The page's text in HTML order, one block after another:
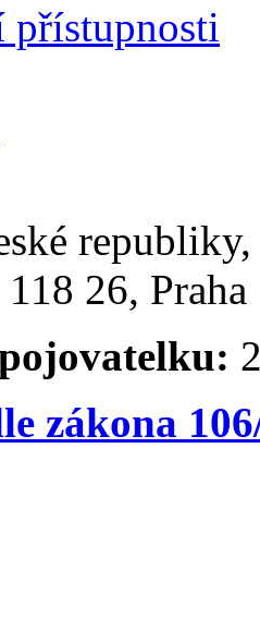
přístupnosti
26,
zákona